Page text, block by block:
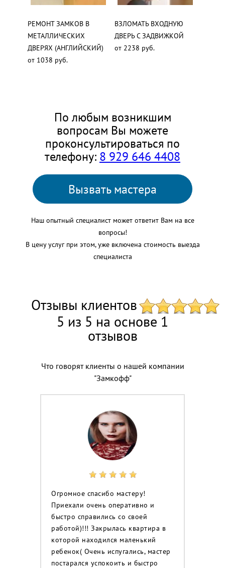
РЕМОНТ ЗАМКОВ В
МЕТАЛЛИЧЕСКИХ
ДВЕРЯХ (АНГЛИЙСКИЙ)
от 1038 руб.
ВЗЛОМАТЬ ВХОДНУЮ
ДВЕРЬ С ЗАДВИЖКОЙ
от 2238 руб.
По любым возникшим
вопросам Вы можете
проконсультироваться по
телефону: 8 929 646 4408
Вызвать мастера
Наш опытный специалист может ответит Вам на все
вопросы!
В цену услуг при этом, уже включена стоимость выезда
специалиста
Отзывы клиентов
5 из 5 на основе 1
отзывов
Что говорят клиенты о нашей компании
"Замкофф"
Огромное спасибо мастеру!
Приехали очень оперативно и
быстро справились со своей
работой)!!! Закрылась квартира в
которой находился маленький
ребенок( Очень испугались, мастер
постарался успокоить и быстро